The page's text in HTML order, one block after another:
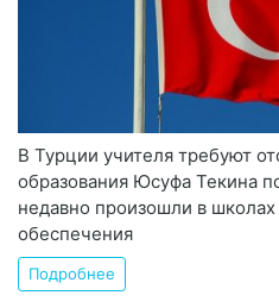
В Турции учителя требуют
образования Юсуфа Текина
недавно произошли в
обеспечения
Подробнее